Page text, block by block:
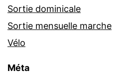
Sortie dominicale
Sortie mensuelle marche
Vélo
Méta